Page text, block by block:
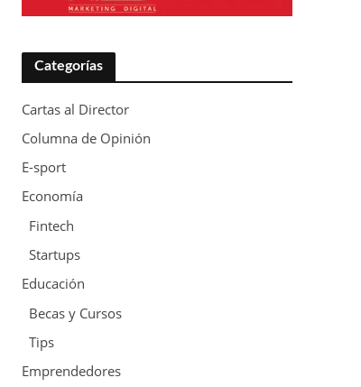
Categorías
Cartas al Director
Columna de Opinión
E-sport
Economía
Fintech
Startups
Educación
Becas y Cursos
Tips
Emprendedores